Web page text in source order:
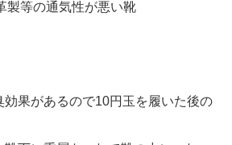
製等の通気性が悪い靴
効果があるので10円玉を履いた後の